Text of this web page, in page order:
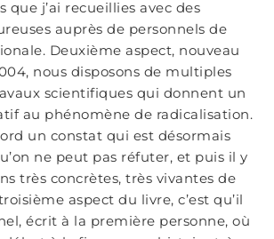
que j’ai recueillies avec des
auprès de personnels de
Deuxième aspect, nouveau
nous disposons de multiples
scientifiques qui donnent un
au phénomène de radicalisation.
un constat qui est désormais
ne peut pas réfuter, et puis il y
très concrètes, très vivantes de
aspect du livre, c’est qu’il
écrit à la première personne, où